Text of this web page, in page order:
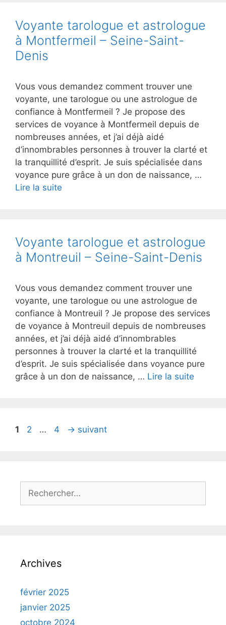
Voyante tarologue et astrologue
à Montfermeil – Seine-Saint-
Denis
Vous vous demandez comment trouver une
voyante, une tarologue ou une astrologue de
confiance à Montfermeil ? Je propose des
services de voyance à Montfermeil depuis de
nombreuses années, et j’ai déjà aidé
d’innombrables personnes à trouver la clarté et
la tranquillité d’esprit. Je suis spécialisée dans
voyance pure grâce à un don de naissance, …
Lire la suite
Voyante tarologue et astrologue
à Montreuil – Seine-Saint-Denis
Vous vous demandez comment trouver une
voyante, une tarologue ou une astrologue de
confiance à Montreuil ? Je propose des services
de voyance à Montreuil depuis de nombreuses
années, et j’ai déjà aidé d’innombrables
personnes à trouver la clarté et la tranquillité
d’esprit. Je suis spécialisée dans voyance pure
grâce à un don de naissance, … Lire la suite
1 2 … 4 → suivant
Archives
février 2025
janvier 2025
octobre 2024